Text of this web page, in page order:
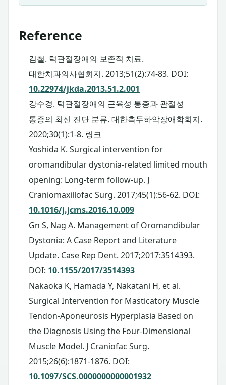
Reference
김철. 턱관절장애의 보존적 치료.
대한치과의사협회지. 2013;51(2):74-83. DOI:
10.22974/jkda.2013.51.2.001
강수경. 턱관절장애의 근육성 통증과 관절성
통증의 최신 진단 분류. 대한측두하악장애학회지.
2020;30(1):1-8. 링크
Yoshida K. Surgical intervention for
oromandibular dystonia-related limited mouth
opening: Long-term follow-up. J
Craniomaxillofac Surg. 2017;45(1):56-62. DOI:
10.1016/j.jcms.2016.10.009
Gn S, Nag A. Management of Oromandibular
Dystonia: A Case Report and Literature
Update. Case Rep Dent. 2017;2017:3514393.
DOI: 10.1155/2017/3514393
Nakaoka K, Hamada Y, Nakatani H, et al.
Surgical Intervention for Masticatory Muscle
Tendon-Aponeurosis Hyperplasia Based on
the Diagnosis Using the Four-Dimensional
Muscle Model. J Craniofac Surg.
2015;26(6):1871-1876. DOI:
10.1097/SCS.0000000000001932